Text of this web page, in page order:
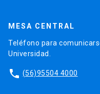
MESA CENTRAL
Teléfono para
Universidad.
phone (56)95504 4000